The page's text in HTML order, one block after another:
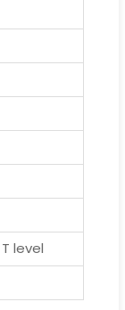
T level